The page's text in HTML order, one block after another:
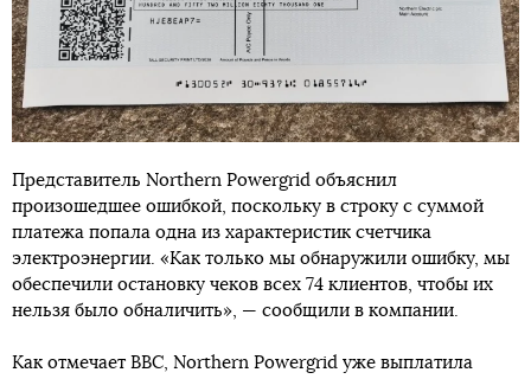
Представитель Northern Powergrid объяснил
произошедшее ошибкой, поскольку в строку с суммой
платежа попала одна из характеристик счетчика
электроэнергии. «Как только мы обнаружили ошибку, мы
обеспечили остановку чеков всех 74 клиентов, чтобы их
нельзя было обналичить», — сообщили в компании.
Как отмечает BBC, Northern Powergrid уже выплатила